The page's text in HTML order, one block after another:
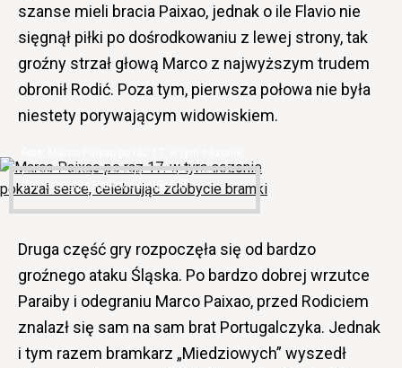
szanse mieli bracia Paixao, jednak o ile Flavio nie
sięgnął piłki po dośrodkowaniu z lewej strony, tak
groźny strzał głową Marco z najwyższym trudem
obronił Rodić. Poza tym, pierwsza połowa nie była
niestety porywającym widowiskiem.
pokazał serce, celebrując zdobycie bramki
(fot. Grzegorz Rutkowski / iGol.pl)
Druga część gry rozpoczęła się od bardzo
groźnego ataku Śląska. Po bardzo dobrej wrzutce
Paraiby i odegraniu Marco Paixao, przed Rodiciem
znalazł się sam na sam brat Portugalczyka. Jednak
i tym razem bramkarz „Miedziowych” wyszedł